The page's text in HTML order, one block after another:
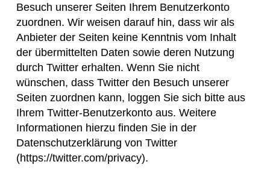
Besuch unserer Seiten Ihrem Benutzerkonto
zuordnen. Wir weisen darauf hin, dass wir als
Anbieter der Seiten keine Kenntnis vom Inhalt
der übermittelten Daten sowie deren Nutzung
durch Twitter erhalten. Wenn Sie nicht
wünschen, dass Twitter den Besuch unserer
Seiten zuordnen kann, loggen Sie sich bitte aus
Ihrem Twitter-Benutzerkonto aus. Weitere
Informationen hierzu finden Sie in der
Datenschutzerklärung von Twitter
(https://twitter.com/privacy).